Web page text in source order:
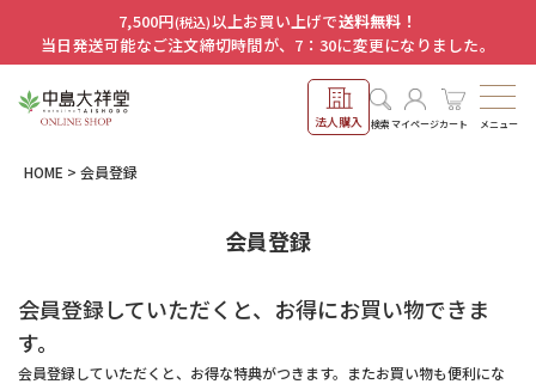
7,500円(税込)以上お買い上げで送料無料！
当日発送可能なご注文締切時間が、7：30に変更になりました。
法人購入 検索マイページカート メニュー
HOME 会員登録
会員登録
会員登録していただくと、お得にお買い物できま
す。
会員登録していただくと、お得な特典がつきます。またお買い物も便利にな